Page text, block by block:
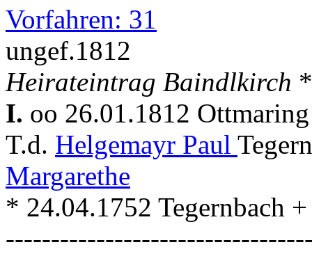
Vorfahren: 31
ungef.1812
Heirateintrag Baindlkirch
I. oo 26.01.1812
T.d. Helgemayr Paul
Margarethe
* 24.04.1752 Tegernbach